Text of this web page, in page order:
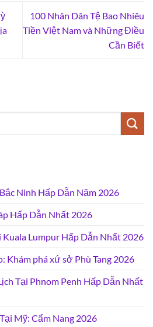
100 Nhân Dân Tệ Bao Nhiêu
Tiền Việt Nam và Những Điều
Cần Biết
Ninh Hấp Dẫn Năm 2026
Hấp Dẫn Nhất 2026
Lumpur Hấp Dẫn Nhất 2026
Khám phá xứ sở Phù Tang 2026
Tại Phnom Penh Hấp Dẫn Nhất
Mỹ: Cẩm Nang 2026